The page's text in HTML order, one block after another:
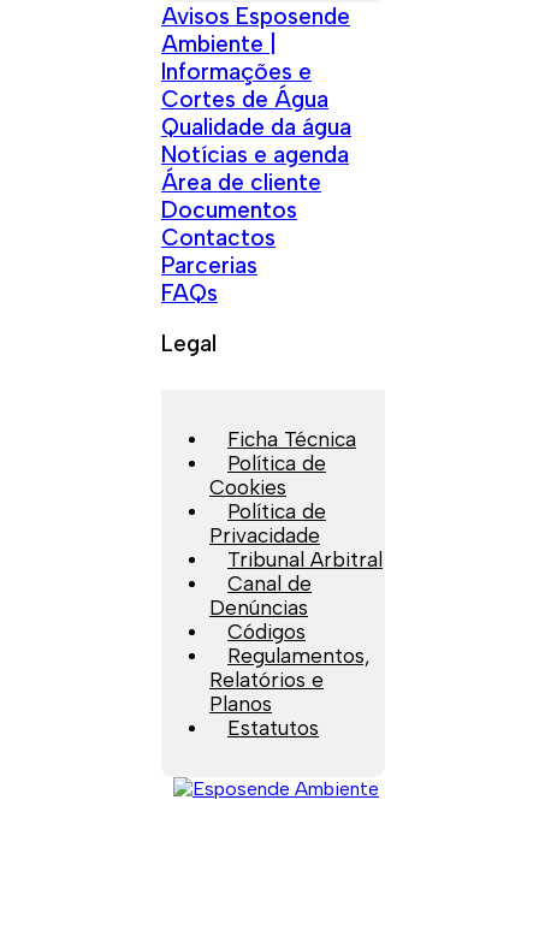
Avisos Esposende
Ambiente |
Informações e
Cortes de Água
Qualidade da água
Notícias e agenda
Área de cliente
Documentos
Contactos
Parcerias
FAQs
Legal
Ficha Técnica
Política de
Cookies
Política de
Privacidade
Tribunal Arbitral
Canal de
Denúncias
Códigos
Regulamentos,
Relatórios e
Planos
Estatutos